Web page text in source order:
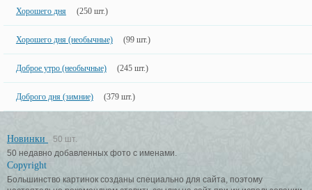
Хорошего дня (250 шт.)
Хорошего дня (необычные) (99 шт.)
Доброе утро (необычные) (245 шт.)
Доброго дня (зимние) (379 шт.)
Новинки
50 шт.
50 недавно добавленных фото с именами.
Copyright
Большинство картинок созданы специально для сайта, поэтому